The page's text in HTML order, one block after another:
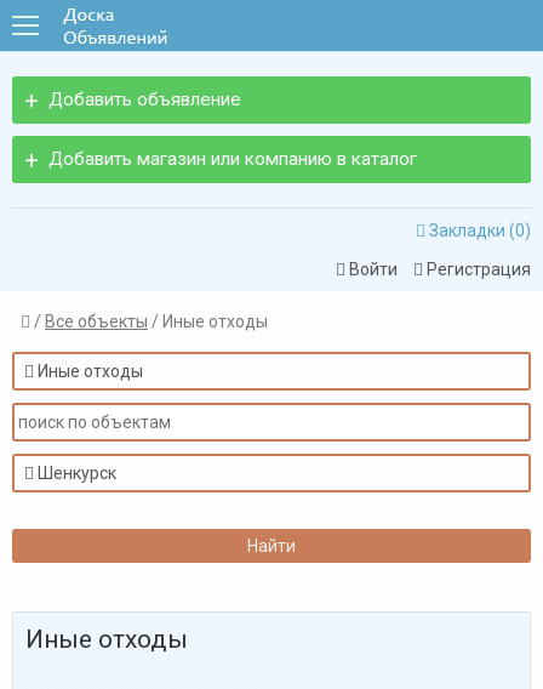
Добавить объявление
Добавить магазин или компанию в каталог
 Закладки (0)
 Войти  Регистрация
 / Все объекты / Иные отходы
 Иные отходы
 Шенкурск
Иные отходы